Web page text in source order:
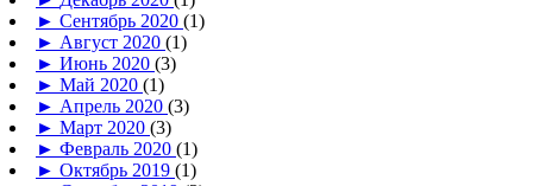
► Сентябрь 2020 (1)
► Август 2020 (1)
► Июнь 2020 (3)
► Май 2020 (1)
► Апрель 2020 (3)
► Март 2020 (3)
► Февраль 2020 (1)
► Октябрь 2019 (1)